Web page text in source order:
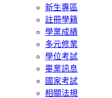
新生專區
註冊學籍
學業成績
多元修業
學位考試
畢業訊息
國家考試
相關法規